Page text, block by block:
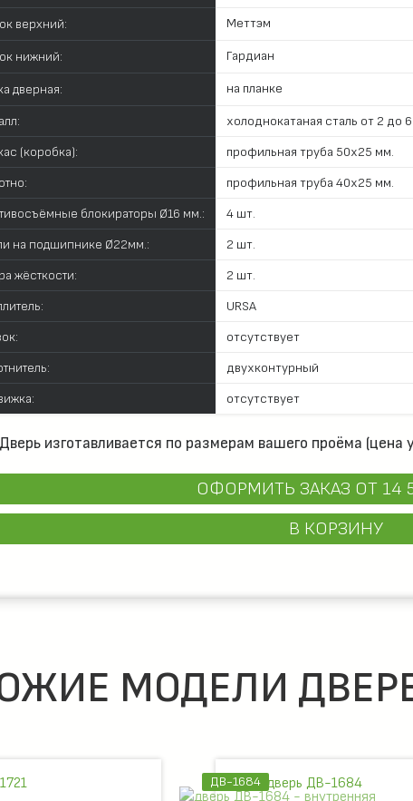
верхний: Меттэм
нижний: Гардиан
дверная: на планке
холоднокатаная сталь от 2 до
(коробка):
профильная труба 50х25 мм.
профильная труба 40х25 мм.
блокираторы Ø16 мм.:
4 шт.
на подшипнике Ø22мм.:
2 шт.
жёсткости:
2 шт.
URSA
отсутствует
двухконтурный
отсутствует
Дверь изготавливается по размерам вашего проёма
ОФОРМИТЬ ЗАКАЗ ОТ 14
В КОРЗИНУ
МОДЕЛИ
ДВ-1684